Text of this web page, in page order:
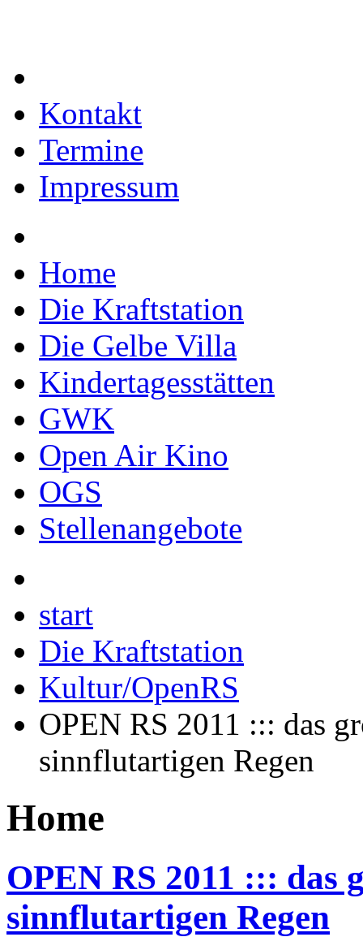
Kontakt
Termine
Impressum
Home
Die Kraftstation
Die Gelbe Villa
Kindertagesstätten
GWK
Open Air Kino
OGS
Stellenangebote
start
Die Kraftstation
Kultur/OpenRS
OPEN RS 2011 ::: das
sinnflutartigen Regen
Home
OPEN RS 2011 ::: das
sinnflutartigen Regen